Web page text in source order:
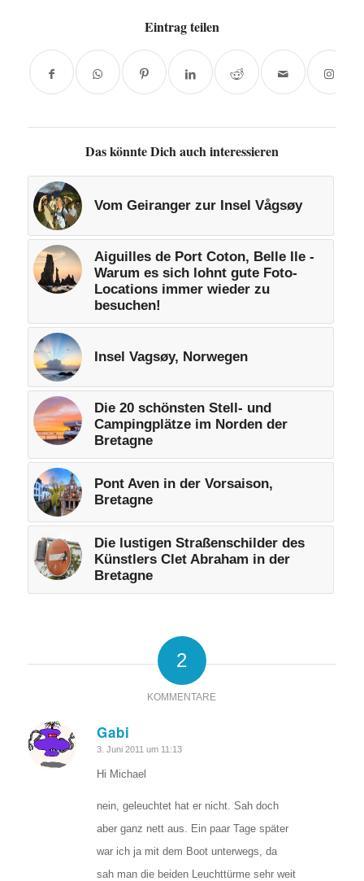
Eintrag teilen
Das könnte Dich auch interessieren
Vom Geiranger zur Insel Vågsøy
Aiguilles de Port Coton, Belle Ile -
Warum es sich lohnt gute Foto-
Locations immer wieder zu
besuchen!
Insel Vagsøy, Norwegen
Die 20 schönsten Stell- und
Campingplätze im Norden der
Bretagne
Pont Aven in der Vorsaison,
Bretagne
Die lustigen Straßenschilder des
Künstlers Clet Abraham in der
Bretagne
2
KOMMENTARE
Gabi
sagte:
3. Juni 2011 um 11:13
Hi Michael
nein, geleuchtet hat er nicht. Sah doch
aber ganz nett aus. Ein paar Tage später
war ich ja mit dem Boot unterwegs, da
sah man die beiden Leuchttürme sehr weit